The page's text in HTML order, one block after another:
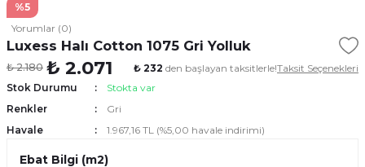
%5
Yorumlar (0)
Luxess Halı Cotton 1075 Gri Yolluk
₺ 2.180 ₺ 2.071 ₺ 232 den başlayan taksitlerle!Taksit Seçenekleri
Stok Durumu
Stokta var
Renkler
Gri
Havale
1.967,16 TL (%5,00 havale indirimi)
Ebat Bilgi (m2)